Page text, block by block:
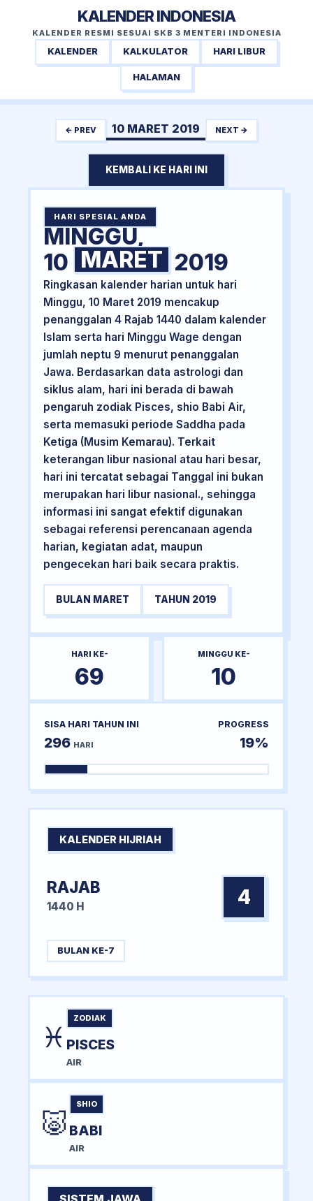
KALENDER INDONESIA
KALENDER RESMI SESUAI SKB 3 MENTERI INDONESIA
KALENDER KALKULATOR HARI LIBUR
HALAMAN
← PREV 10 MARET 2019 NEXT →
KEMBALI KE HARI INI
HARI SPESIAL ANDA
MINGGU,
10 MARET 2019
Ringkasan kalender harian untuk hari
Minggu, 10 Maret 2019 mencakup
penanggalan 4 Rajab 1440 dalam kalender
Islam serta hari Minggu Wage dengan
jumlah neptu 9 menurut penanggalan
Jawa. Berdasarkan data astrologi dan
siklus alam, hari ini berada di bawah
pengaruh zodiak Pisces, shio Babi Air,
serta memasuki periode Saddha pada
Ketiga (Musim Kemarau). Terkait
keterangan libur nasional atau hari besar,
hari ini tercatat sebagai Tanggal ini bukan
merupakan hari libur nasional., sehingga
informasi ini sangat efektif digunakan
sebagai referensi perencanaan agenda
harian, kegiatan adat, maupun
pengecekan hari baik secara praktis.
BULAN MARET TAHUN 2019
HARI KE-
69
MINGGU KE-
10
SISA HARI TAHUN INI
296 HARI
PROGRESS
19%
KALENDER HIJRIAH
RAJAB
1440 H 4
BULAN KE-7
♓
ZODIAK
PISCES
AIR
🐷
SHIO
BABI
AIR